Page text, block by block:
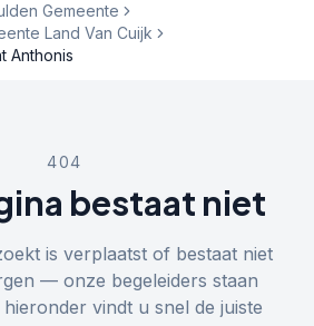
Gemeente
Land Van Cuijk
Anthonis
404
bestaat niet
is verplaatst of bestaat niet
— onze begeleiders staan
vindt u snel de juiste